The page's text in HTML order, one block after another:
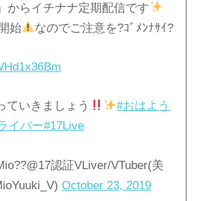
からイチナナ定期配信です
始
なのでご注意を?ｺﾞﾒﾝﾅｻｲ?
ていきましょう
#おはよう
イバー#17Live
認証VLiver/VTuber(美
October 23, 2019